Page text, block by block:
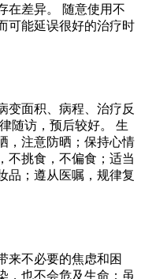
在差异。 随意使用不
可能延误很好的治疗时
变面积、病程、治疗反
随访，预后较好。 生
，注意防晒；保持心情
不挑食，不偏食；适当
品；遵从医嘱，规律复
来不必要的焦虑和困
，也不会危及生命；虽